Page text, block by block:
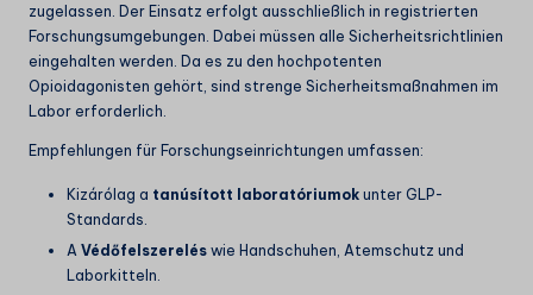
zugelassen. Der Einsatz erfolgt ausschließlich in registrierten
Forschungsumgebungen. Dabei müssen alle Sicherheitsrichtlinien
eingehalten werden. Da es zu den hochpotenten
Opioidagonisten gehört, sind strenge Sicherheitsmaßnahmen im
Labor erforderlich.
Empfehlungen für Forschungseinrichtungen umfassen:
Kizárólag a tanúsított laboratóriumok unter GLP-
Standards.
A Védőfelszerelés wie Handschuhen, Atemschutz und
Laborkitteln.